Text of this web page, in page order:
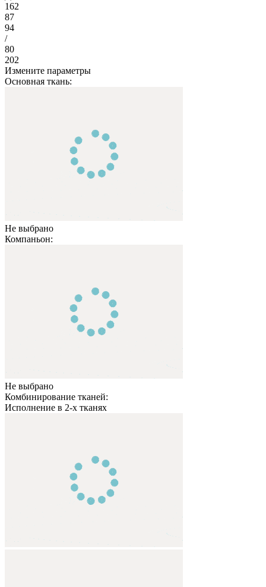
162
87
94
/
80
202
Измените параметры
Основная ткань:
Не выбрано
Компаньон:
Не выбрано
Комбинирование тканей:
Исполнение в 2-х тканях